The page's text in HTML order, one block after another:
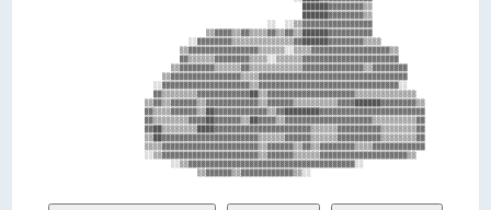
                                                        ██████▓▓▓▓▓▓▓▓▒▒
                                                        ██████▓▓▓▓▓▓▓▓▒▒
                                                ░░  ░░▒▒▓▓▓▓▓▓▓▓▓▓▓▓▓▓▓▓
                                  ▒▒▓▓▓▓▒▒▓▓▒▒▒▒▓▓▒▒▓▓▒▒██████▓▓▓▓▓▓▓▓▓▓
                              ░░▓▓▓▓▓▓▓▓▒▒▒▒▒▒▒▒▒▒▒▒▒▒▓▓██████▓▓▓▓▓▓▓▓▒▒▒▒
                            ▒▒▓▓▓▓▓▓▓▓▓▓▓▓▓▓▓▓▒▒▒▒▒▒░░▒▒▒▒▓▓▓▓▓▓▓▓▓▓▓▓▓▓▓▓▓▓▒▒
                            ▓▓▒▒▒▒▒▒▓▓▓▓▓▓▓▓▒▒▒▒░░▒▒▒▒▒▒▓▓▓▓▓▓▓▓▓▓▓▓▓▓▓▓▓▓▓▓▓▓
                          ▒▒▓▓▓▓▓▓▓▓▒▒▒▒▒▒▓▓▒▒▒▒▒▒▒▒▒▒▒▒▓▓▓▓▓▓▓▓▓▓▓▓▓▓▒▒▓▓▓▓▓▓▓▓
                        ▒▒▓▓▓▓▓▓▓▓▓▓▓▓▓▓▓▓▒▒▒▒▓▓▓▓▓▓▓▓▓▓▓▓▓▓▓▓▓▓▓▓▓▓▓▓▓▓▓▓▓▓▓▓▓▓
                      ░░▓▓▓▓▓▓▓▓▓▓▓▓▓▓▓▓▓▓▓▓▒▒▓▓▓▓▓▓▓▓▓▓▓▓▓▓▓▓▓▓▓▓▓▓▓▓▓▓▓▓▓▓▓▓░░
                      ▓▓▒▒▒▒▒▒▒▒▓▓▓▓▓▓▓▓▓▓▓▓██▒▒▓▓▓▓▓▓▓▓▓▓▓▓▓▓▓▓▓▓▓▓▒▒▒▒▒▒▒▒▒▒▒▒▒▒
                    ▒▒▓▓▒▒▓▓▓▓▓▓▒▒▓▓▓▓▓▓▓▓▓▓▓▓▒▒▓▓▓▓▓▓▒▒▒▒▒▒▒▒▒▒▓▓▓▓██████▓▓▓▓▓▓▓▓▒▒
                    ▓▓▒▒▒▒▓▓▓▓▓▓▒▒██▓▓▓▓▓▓▓▓▓▓▓▓▒▒▓▓████████▓▓▓▓▓▓▓▓▓▓▓▓▓▓▓▓▓▓▓▓▓▓▓▓
                    ▓▓▒▒▒▒▒▒▒▒▓▓▓▓██▓▓▓▓▓▓▒▒██▓▓▓▓▒▒▓▓▓▓▓▓▓▓▓▓▓▓▓▓▓▓▓▓▓▓▒▒▒▒▒▒▒▒▒▒▓▓
                    ▓▓██▒▒▒▒▒▒▒▒████▓▓▓▓▓▓▓▓▓▓▓▓▓▓▓▓▓▓▓▓▓▓▒▒▒▒▒▒▓▓▓▓▓▓▓▓▓▓▒▒▒▒▒▒▒▒▓▓
                    ▒▒██▓▓▓▓▓▓▓▓▓▓▓▓▓▓▓▓▓▓▓▓▓▓▒▒▒▒▒▒▓▓▓▓▓▓▒▒▒▒▒▒▓▓▓▓▓▓▓▓▓▓▒▒▒▒▒▒▒▒▓▓
                    ▒▒▒▒▓▓▓▓▓▓▓▓▓▓▓▓▓▓▓▓▓▓▓▓▓▓▒▒▓▓▓▓▓▓▒▒▓▓▒▒▓▓▓▓▓▓▓▓▒▒▒▒▓▓▓▓▓▓▓▓▓▓▓▓
                    ░░▒▒▓▓▓▓▓▓▓▓▓▓▓▓▓▓▓▓▓▓▓▓▓▓▒▒▓▓▓▓▓▓▒▒▒▒▒▒▓▓▓▓▓▓▓▓▓▓▓▓▓▓▓▓▓▓▓▓▒▒
                          ░░▒▒▓▓▓▓▓▓▓▓▓▓▓▓▓▓▓▓▓▓▓▓▓▓▓▓▓▓▓▓▓▓▓▓▓▓▓▓▓▓░░